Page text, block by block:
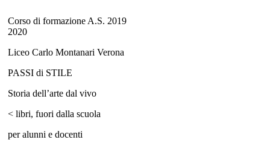
Corso di formazione A.S. 2019
2020
Liceo Carlo Montanari Verona
PASSI di STILE
Storia dell’arte dal vivo
< libri, fuori dalla scuola
per alunni e docenti